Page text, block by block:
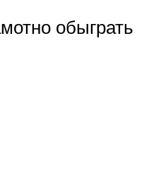
обыграть